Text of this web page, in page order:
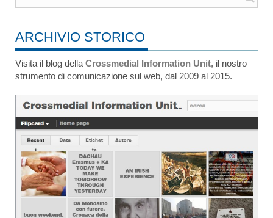
ARCHIVIO STORICO
Visita il blog della Crossmedial Information Unit, il nostro
strumento di comunicazione sul web, dal 2009 al 2015.